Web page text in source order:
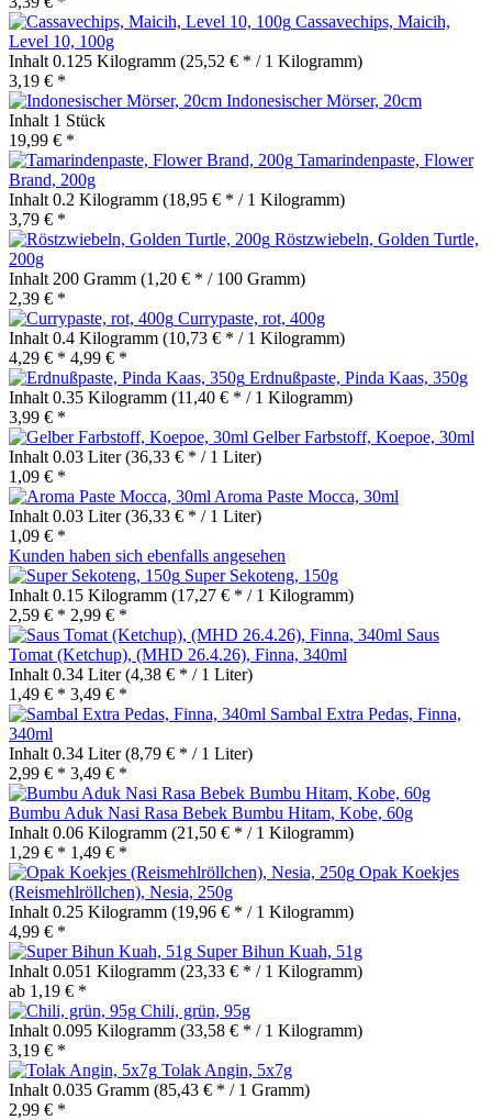
Cassavechips, Maicih,
Level 10, 100g
Inhalt 0.125 Kilogramm (25,52 € * / 1 Kilogramm)
3,19 € *
Indonesischer Mörser, 20cm
Inhalt 1 Stück
19,99 € *
Tamarindenpaste, Flower
Brand, 200g
Inhalt 0.2 Kilogramm (18,95 € * / 1 Kilogramm)
3,79 € *
Röstzwiebeln, Golden Turtle,
200g
Inhalt 200 Gramm (1,20 € * / 100 Gramm)
2,39 € *
Currypaste, rot, 400g
Inhalt 0.4 Kilogramm (10,73 € * / 1 Kilogramm)
4,29 € * 4,99 € *
Erdnußpaste, Pinda Kaas, 350g
Inhalt 0.35 Kilogramm (11,40 € * / 1 Kilogramm)
3,99 € *
Gelber Farbstoff, Koepoe, 30ml
Inhalt 0.03 Liter(36,33 € * / 1 Liter)
1,09 € *
Aroma Paste Mocca, 30ml
Inhalt 0.03 Liter(36,33 € * / 1 Liter)
1,09 € *
Kunden haben sich ebenfalls angesehen
Super Sekoteng, 150g
Inhalt 0.15 Kilogramm (17,27 € * / 1 Kilogramm)
2,59 € * 2,99 € *
Saus
Tomat (Ketchup), (MHD 26.4.26), Finna, 340ml
Inhalt 0.34 Liter(4,38 € * / 1 Liter)
1,49 € * 3,49 € *
Sambal Extra Pedas, Finna,
340ml
Inhalt 0.34 Liter(8,79 € * / 1 Liter)
2,99 € * 3,49 € *
Bumbu Aduk Nasi Rasa Bebek Bumbu Hitam, Kobe, 60g
Inhalt 0.06 Kilogramm (21,50 € * / 1 Kilogramm)
1,29 € * 1,49 € *
Opak Koekjes
(Reismehlröllchen), Nesia, 250g
Inhalt 0.25 Kilogramm (19,96 € * / 1 Kilogramm)
4,99 € *
Super Bihun Kuah, 51g
Inhalt 0.051 Kilogramm (23,33 € * / 1 Kilogramm)
ab 1,19 € *
Chili, grün, 95g
Inhalt 0.095 Kilogramm (33,58 € * / 1 Kilogramm)
3,19 € *
Tolak Angin, 5x7g
Inhalt 0.035 Gramm (85,43 € * / 1 Gramm)
2,99 € *